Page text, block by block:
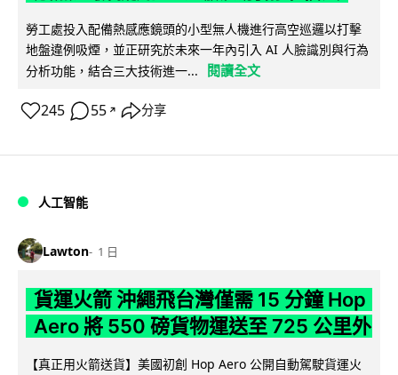
勞工處投入配備熱感應鏡頭的小型無人機進行高空巡邏以打擊
地盤違例吸煙，並正研究於未來一年內引入 AI 人臉識別與行為
分析功能，結合三大技術進一...
閱讀全文
245 55 ↗ 分享
人工智能
Lawton 1 日
貨運火箭 沖繩飛台灣僅需 15 分鐘 Hop
Aero 將 550 磅貨物運送至 725 公里外
【真正用火箭送貨】美國初創 Hop Aero 公開自動駕駛貨運火